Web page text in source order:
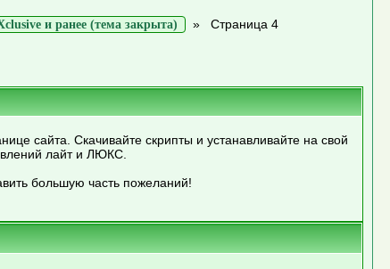
и ранее (тема закрыта) » Страница 4
сайта. Скачивайте скрипты и устанавливайте на свой
лайт и ЛЮКС.
большую часть пожеланий!